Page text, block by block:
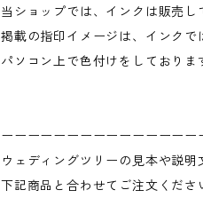
当ショップでは、インクは販売し
掲載の指印イメージは、インクで
パソコン上で色付けをしておりま
ーーーーーーーーーーーーーーー
ウェディングツリーの見本や説明
下記商品と合わせてご注文くださ